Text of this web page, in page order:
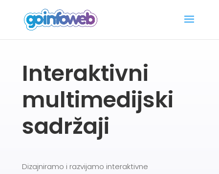
Interaktivni
multimedijski
sadržaji
Dizajniramo i razvijamo interaktivne